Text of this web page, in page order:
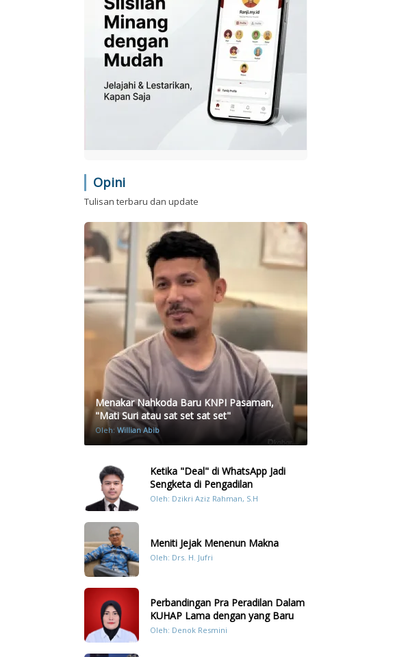
Opini
Tulisan terbaru dan update
Menakar Nahkoda Baru KNPI Pasaman,
"Mati Suri atau sat set sat set"
Oleh: Willian Abib
Ketika "Deal" di WhatsApp Jadi
Sengketa di Pengadilan
Oleh: Dzikri Aziz Rahman, S.H
Meniti Jejak Menenun Makna
Oleh: Drs. H. Jufri
Perbandingan Pra Peradilan Dalam
KUHAP Lama dengan yang Baru
Oleh: Denok Resmini